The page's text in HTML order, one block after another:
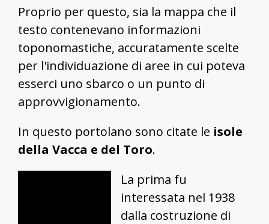
Proprio per questo, sia la mappa che il
testo contenevano informazioni
toponomastiche, accuratamente scelte
per l'individuazione di aree in cui poteva
esserci uno sbarco o un punto di
approvvigionamento.
In questo portolano sono citate le isole
della Vacca e del Toro.
La prima fu
interessata nel 1938
dalla costruzione di